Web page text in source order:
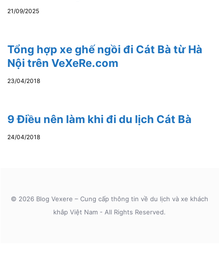
21/09/2025
Tổng hợp xe ghế ngồi đi Cát Bà từ Hà
Nội trên VeXeRe.com
23/04/2018
9 Điều nên làm khi đi du lịch Cát Bà
24/04/2018
© 2026 Blog Vexere – Cung cấp thông tin về du lịch và xe khách
khắp Việt Nam - All Rights Reserved.